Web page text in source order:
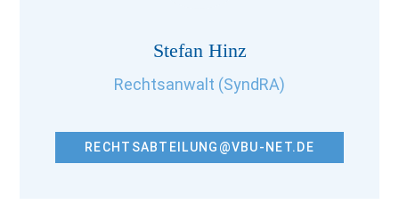
Stefan Hinz
Rechtsanwalt (SyndRA)
RECHTSABTEILUNG@VBU-NET.DE